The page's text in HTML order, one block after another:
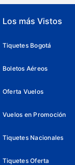
Los más Vistos
Tiquetes Bogotá
Boletos Aéreos
Oferta Vuelos
Vuelos en Promoción
Tiquetes Nacionales
Tiquetes Oferta